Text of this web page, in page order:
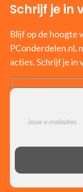
Schrijf je in
Blijf op de hoogte
PConderdelen.nl,
acties. Schrijf je in